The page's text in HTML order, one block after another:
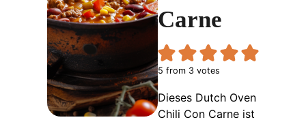
Carne
5 from 3 votes
Dieses Dutch Oven
Chili Con Carne ist